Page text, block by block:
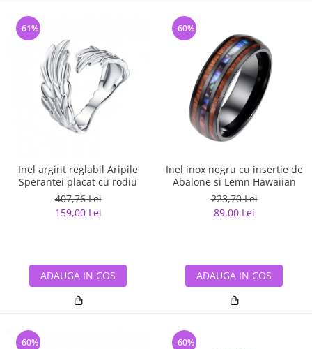
Inel argint reglabil Aripile
Sperantei placat cu rodiu
407,76 Lei
159,00 Lei
-61%
ADAUGA IN COS
Inel inox negru cu insertie de
Abalone si Lemn Hawaiian
223,70 Lei
89,00 Lei
-60%
ADAUGA IN COS
-60% -60%